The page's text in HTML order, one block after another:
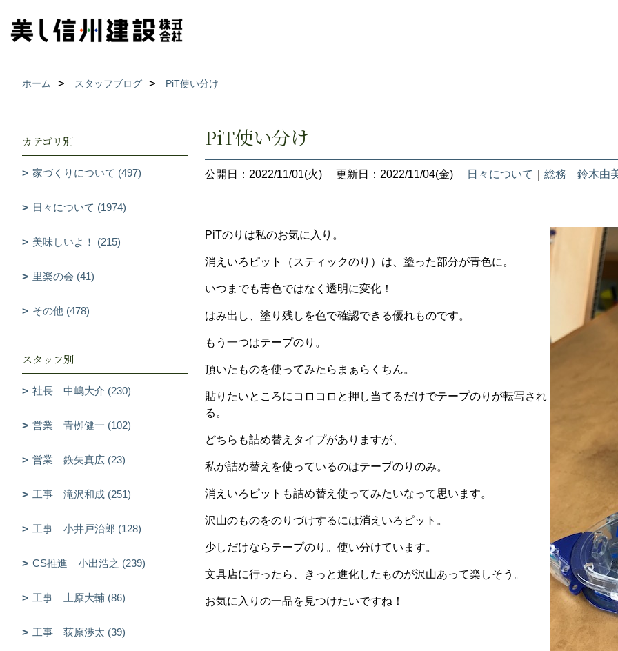
ホーム スタッフブログ PiT使い分け
PiT使い分け
公開日：2022/11/01(火) 更新日：2022/11/04(金) 日々について 総務 鈴木由
PiTのりは私のお気に入り。
消えいろピット（スティックのり）は、塗った部分が青色に。
いつまでも青色ではなく透明に変化！
はみ出し、塗り残しを色で確認できる優れものです。
もう一つはテープのり。
頂いたものを使ってみたらまぁらくちん。
貼りたいところにコロコロと押し当てるだけでテープのりが転写され
る。
どちらも詰め替えタイプがありますが、
私が詰め替えを使っているのはテープのりのみ。
消えいろピットも詰め替え使ってみたいなって思います。
沢山のものをのりづけするには消えいろピット。
少しだけならテープのり。使い分けています。
文具店に行ったら、きっと進化したものが沢山あって楽しそう。
お気に入りの一品を見つけたいですね！
カテゴリ別
家づくりについて (497)
日々について (1974)
美味しいよ！ (215)
里楽の会 (41)
その他 (478)
スタッフ別
社長 中嶋大介 (230)
営業 青栁健一 (102)
営業 鉃矢真広 (23)
工事 滝沢和成 (251)
工事 小井戸治郎 (128)
CS推進 小出浩之 (239)
工事 上原大輔 (86)
工事 荻原渉太 (39)